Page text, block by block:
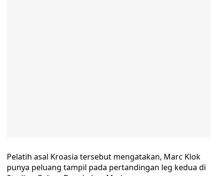
Pelatih asal Kroasia tersebut mengatakan, Marc Klok
punya peluang tampil pada pertandingan leg kedua di